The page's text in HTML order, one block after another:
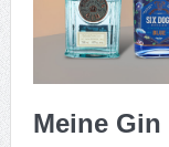
Meine